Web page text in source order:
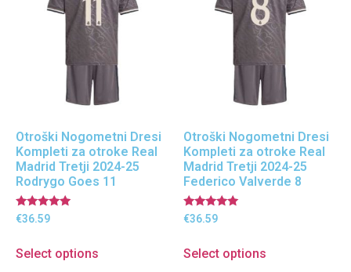
Otroški Nogometni Dresi
Kompleti za otroke Real
Madrid Tretji 2024-25
Rodrygo Goes 11
Ocenjeno
5.00
€36.59
Select options
Otroški Nogometni Dresi
Kompleti za otroke Real
Madrid Tretji 2024-25
Federico Valverde 8
Ocenjeno
5.00
€36.59
Select options